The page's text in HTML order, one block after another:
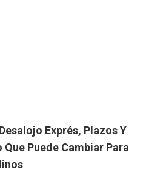
Exprés, Plazos Y
Que Puede Cambiar Para